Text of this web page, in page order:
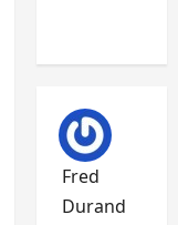
Fred
Durand